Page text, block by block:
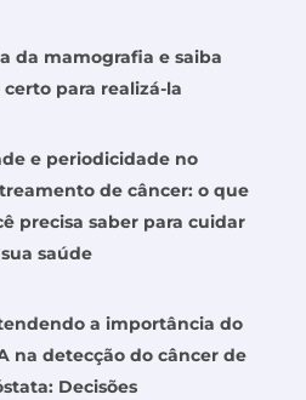
da mamografia e saiba
para realizá-la
e periodicidade no
de câncer: o que
precisa saber para cuidar
saúde
a importância do
na detecção do câncer de
Decisões